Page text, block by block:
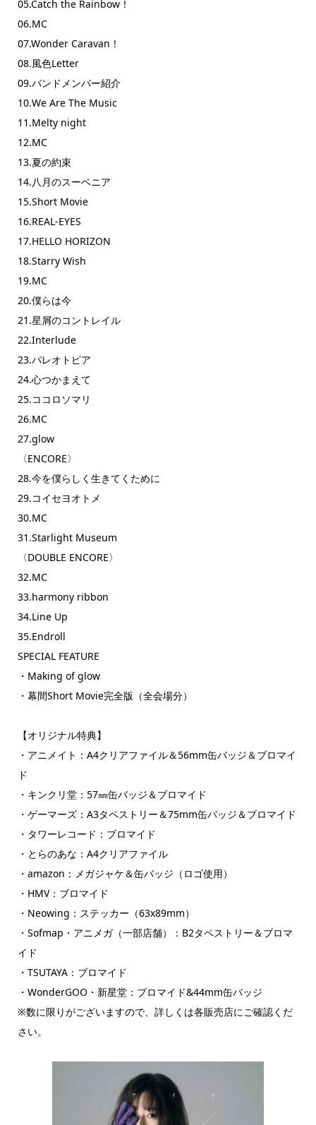
05.Catch the Rainbow！
06.MC
07.Wonder Caravan！
08.風色Letter
09.バンドメンバー紹介
10.We Are The Music
11.Melty night
12.MC
13.夏の約束
14.八月のスーベニア
15.Short Movie
16.REAL-EYES
17.HELLO HORIZON
18.Starry Wish
19.MC
20.僕らは今
21.星屑のコントレイル
22.Interlude
23.パレオトピア
24.心つかまえて
25.ココロソマリ
26.MC
27.glow
〈ENCORE〉
28.今を僕らしく生きてくために
29.コイセヨオトメ
30.MC
31.Starlight Museum
〈DOUBLE ENCORE〉
32.MC
33.harmony ribbon
34.Line Up
35.Endroll
SPECIAL FEATURE
・Making of glow
・幕間Short Movie完全版（全会場分）
【オリジナル特典】
・アニメイト：A4クリアファイル＆56mm缶バッジ＆ブロマイ
ド
・キンクリ堂：57㎜缶バッジ＆ブロマイド
・ゲーマーズ：A3タペストリー＆75mm缶バッジ＆ブロマイド
・タワーレコード：ブロマイド
・とらのあな：A4クリアファイル
・amazon：メガジャケ＆缶バッジ（ロゴ使用）
・HMV：ブロマイド
・Neowing：ステッカー（63x89mm）
・Sofmap・アニメガ（一部店舗）：B2タペストリー＆ブロマ
イド
・TSUTAYA：ブロマイド
・WonderGOO・新星堂：ブロマイド&44mm缶バッジ
※数に限りがございますので、詳しくは各販売店にご確認くだ
さい。